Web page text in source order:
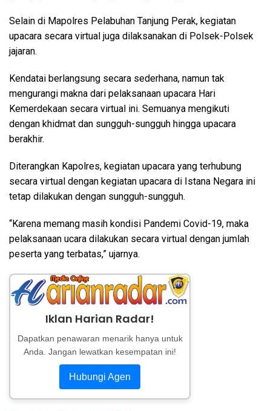
Selain di Mapolres Pelabuhan Tanjung Perak, kegiatan
upacara secara virtual juga dilaksanakan di Polsek-Polsek
jajaran.
Kendatai berlangsung secara sederhana, namun tak
mengurangi makna dari pelaksanaan upacara Hari
Kemerdekaan secara virtual ini. Semuanya mengikuti
dengan khidmat dan sungguh-sungguh hingga upacara
berakhir.
Diterangkan Kapolres, kegiatan upacara yang terhubung
secara virtual dengan kegiatan upacara di Istana Negara ini
tetap dilakukan dengan sungguh-sungguh.
“Karena memang masih kondisi Pandemi Covid-19, maka
pelaksanaan ucara dilakukan secara virtual dengan jumlah
peserta yang terbatas,” ujarnya.
Iklan Harian Radar!
Dapatkan penawaran menarik hanya untuk
Anda. Jangan lewatkan kesempatan ini!
Hubungi Agen